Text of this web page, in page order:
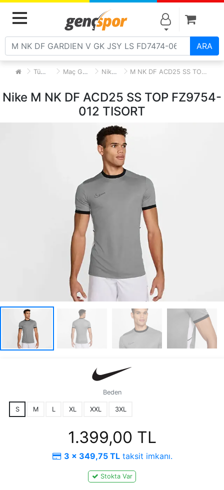
MENU
ARA
Tüm Ürünler Maç Günü Forma Nike Forma M NK DF ACD25 SS TOP FZ9754-012 TISORT
Nike M NK DF ACD25 SS TOP FZ9754-
012 TISORT
Beden
S M L XL XXL 3XL
1.399,00 TL
3 x 349,75 TL taksit imkanı.
Stokta Var